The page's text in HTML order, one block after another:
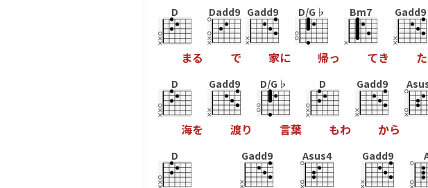
D
まる
Dadd9
で
Gadd9
家に
D/G♭
帰っ
Bm7
てき
Gadd9
た
D
海を
Gadd9
渡り
D/G♭
言葉
D
もわ
Gadd9
から
D Gadd9 Asus4 Gadd9